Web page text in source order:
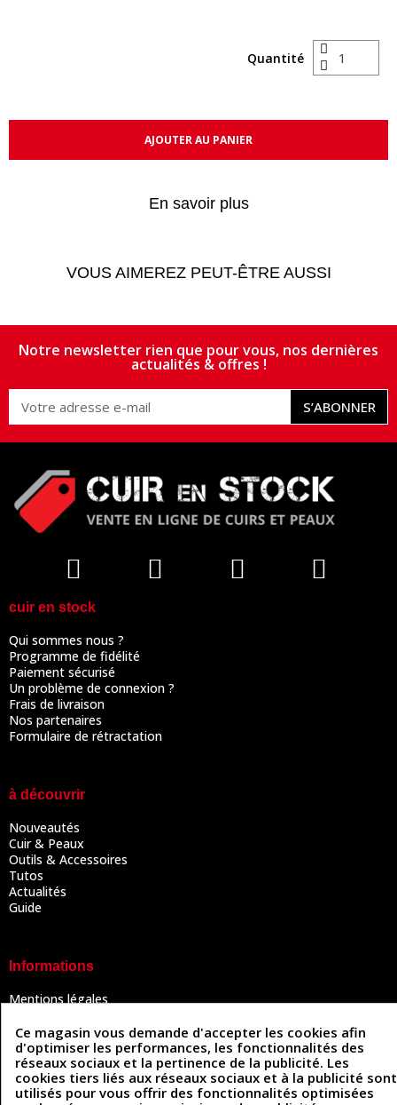
Quantité
AJOUTER AU PANIER
En savoir plus
VOUS AIMEREZ PEUT-ÊTRE AUSSI
Notre newsletter rien que pour vous, nos dernières
actualités & offres !
S’ABONNER
cuir en stock
Qui sommes nous ?
Programme de fidélité
Paiement sécurisé
Un problème de connexion ?
Frais de livraison
Nos partenaires
Formulaire de rétractation
à découvrir
Nouveautés
Cuir & Peaux
Outils & Accessoires
Tutos
Actualités
Guide
Informations
Mentions légales
Politique de confidentialité
Politique des cookies
Contactez-nous
Ce magasin vous demande d'accepter les cookies afin
d'optimiser les performances, les fonctionnalités des
réseaux sociaux et la pertinence de la publicité. Les
cookies tiers liés aux réseaux sociaux et à la publicité sont
utilisés pour vous offrir des fonctionnalités optimisées